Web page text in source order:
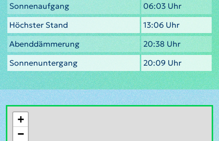
Sonnenaufgang
06:03 Uhr
Höchster Stand
13:06 Uhr
Abenddämmerung
20:38 Uhr
Sonnenuntergang
20:09 Uhr
+
−